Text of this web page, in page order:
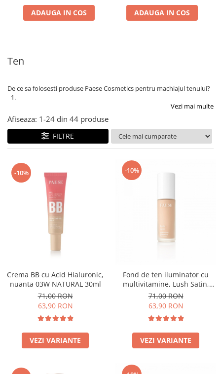
ADAUGA IN COS ADAUGA IN COS
Ten
De ce sa folosesti produse Paese Cosmetics pentru machiajul tenului?
Vezi mai multe
Afiseaza: 1-24 din 44 produse
FILTRE
-10%
Crema BB cu Acid Hialuronic,
nuanta 03W NATURAL 30ml
71,00 RON
63,90 RON
VEZI VARIANTE
-10%
Fond de ten iluminator cu
multivitamine, Lush Satin,
nuanta 31 Warm Beige - 30ml
71,00 RON
63,90 RON
VEZI VARIANTE